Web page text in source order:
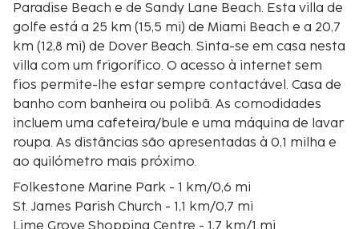
Paradise Beach e de Sandy Lane Beach. Esta villa de
golfe está a 25 km (15,5 mi) de Miami Beach e a 20,7
km (12,8 mi) de Dover Beach. Sinta-se em casa nesta
villa com um frigorífico. O acesso à internet sem
fios permite-lhe estar sempre contactável. Casa de
banho com banheira ou polibã. As comodidades
incluem uma cafeteira/bule e uma máquina de lavar
roupa. As distâncias são apresentadas à 0,1 milha e
ao quilómetro mais próximo.
Folkestone Marine Park - 1 km/0,6 mi
St. James Parish Church - 1,1 km/0,7 mi